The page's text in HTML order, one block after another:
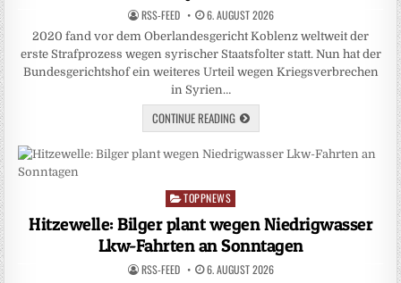
RSS-FEED 6. AUGUST 2026
2020 fand vor dem Oberlandesgericht Koblenz weltweit der
erste Strafprozess wegen syrischer Staatsfolter statt. Nun hat der
Bundesgerichtshof ein weiteres Urteil wegen Kriegsverbrechen
in Syrien…
CONTINUE READING
Posted
in
TOPPNEWS
Hitzewelle: Bilger plant wegen Niedrigwasser
Lkw-Fahrten an Sonntagen
RSS-FEED 6. AUGUST 2026